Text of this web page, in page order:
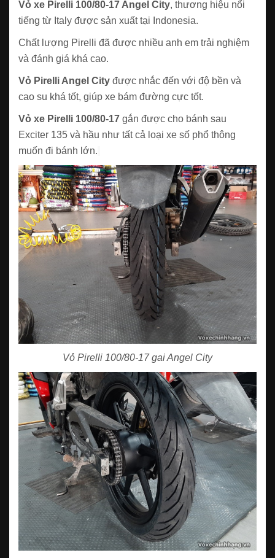
Vỏ xe Pirelli 100/80-17 Angel City, thương hiệu nổi
tiếng từ Italy được sản xuất tại Indonesia.
Chất lượng Pirelli đã được nhiều anh em trải nghiệm
và đánh giá khá cao.
Vỏ Pirelli Angel City được nhắc đến với độ bền và
cao su khá tốt, giúp xe bám đường cực tốt.
Vỏ xe Pirelli 100/80-17 gắn được cho bánh sau
Exciter 135 và hầu như tất cả loại xe số phổ thông
muốn đi bánh lớn.
Vỏ Pirelli 100/80-17 gai Angel City